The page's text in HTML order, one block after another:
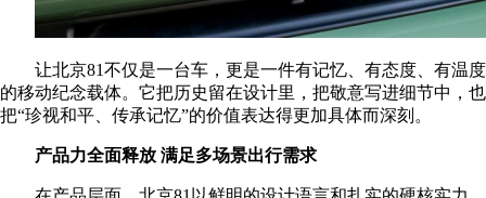
让北京81不仅是一台车，更是一件有记忆、有态度、有温度
的移动纪念载体。它把历史留在设计里，把敬意写进细节中，也
把“珍视和平、传承记忆”的价值表达得更加具体而深刻。
产品力全面释放 满足多场景出行需求